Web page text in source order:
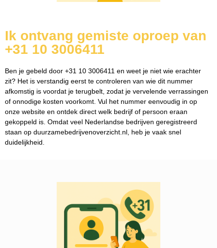
Ik ontvang gemiste oproep van
+31 10 3006411
Ben je gebeld door +31 10 3006411 en weet je niet wie erachter
zit? Het is verstandig eerst te controleren van wie dit nummer
afkomstig is voordat je terugbelt, zodat je vervelende verrassingen
of onnodige kosten voorkomt. Vul het nummer eenvoudig in op
onze website en ontdek direct welk bedrijf of persoon eraan
gekoppeld is. Omdat veel Nederlandse bedrijven geregistreerd
staan op duurzamebedrijvenoverzicht.nl, heb je vaak snel
duidelijkheid.